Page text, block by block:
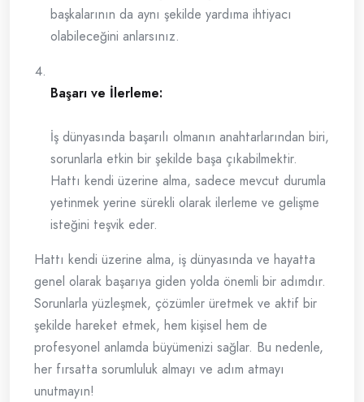
başkalarının da aynı şekilde yardıma ihtiyacı
olabileceğini anlarsınız.
Başarı ve İlerleme:
İş dünyasında başarılı olmanın anahtarlarından biri,
sorunlarla etkin bir şekilde başa çıkabilmektir.
Hattı kendi üzerine alma, sadece mevcut durumla
yetinmek yerine sürekli olarak ilerleme ve gelişme
isteğini teşvik eder.
Hattı kendi üzerine alma, iş dünyasında ve hayatta
genel olarak başarıya giden yolda önemli bir adımdır.
Sorunlarla yüzleşmek, çözümler üretmek ve aktif bir
şekilde hareket etmek, hem kişisel hem de
profesyonel anlamda büyümenizi sağlar. Bu nedenle,
her fırsatta sorumluluk almayı ve adım atmayı
unutmayın!